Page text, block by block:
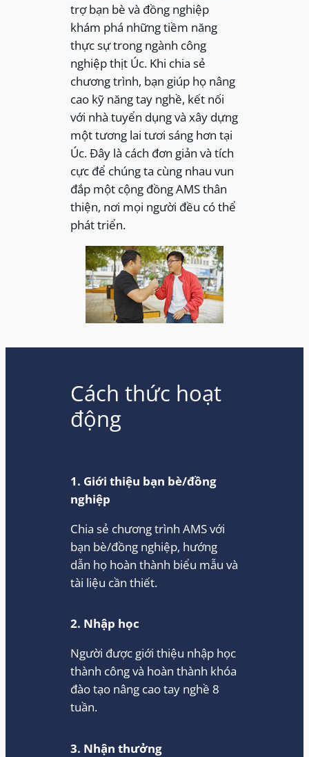
trợ bạn bè và đồng nghiệp
khám phá những tiềm năng
thực sự trong ngành công
nghiệp thịt Úc. Khi chia sẻ
chương trình, bạn giúp họ nâng
cao kỹ năng tay nghề, kết nối
với nhà tuyển dụng và xây dựng
một tương lai tươi sáng hơn tại
Úc. Đây là cách đơn giản và tích
cực để chúng ta cùng nhau vun
đắp một cộng đồng AMS thân
thiện, nơi mọi người đều có thể
phát triển.
Cách thức hoạt
động
1. Giới thiệu bạn bè/đồng
nghiệp
Chia sẻ chương trình AMS với
bạn bè/đồng nghiệp, hướng
dẫn họ hoàn thành biểu mẫu và
tài liệu cần thiết.
2. Nhập học
Người được giới thiệu nhập học
thành công và hoàn thành khóa
đào tạo nâng cao tay nghề 8
tuần.
3. Nhận thưởng